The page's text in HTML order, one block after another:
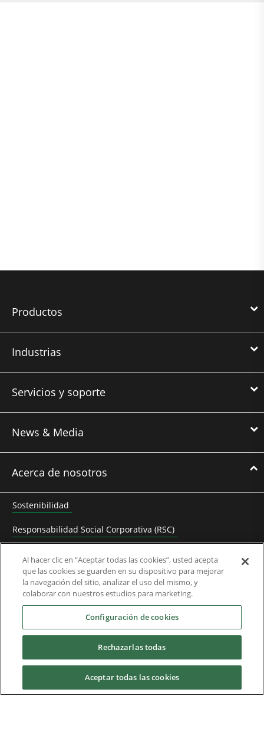
Productos
Industrias
Servicios y soporte
News & Media
Acerca de nosotros
Sostenibilidad
Responsabilidad Social Corporativa (RSC)
Contactar con Control Techniques
Socios
Red de Distribuidores
Red de Solutions Partners
Al hacer clic en “Aceptar todas las cookies”, usted acepta
que las cookies se guarden en su dispositivo para mejorar
la navegación del sitio, analizar el uso del mismo, y
colaborar con nuestros estudios para marketing.
Configuración de cookies
Rechazarlas todas
Aceptar todas las cookies